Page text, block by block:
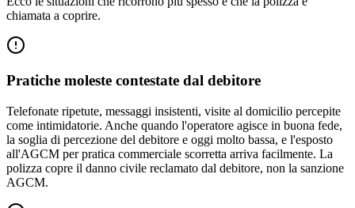
chiamata a coprire.
Pratiche moleste contestate dal debitore
Telefonate ripetute, messaggi insistenti, visite al domicilio percepite
come intimidatorie. Anche quando l'operatore agisce in buona fede,
la soglia di percezione del debitore e oggi molto bassa, e l'esposto
all'AGCM per pratica commerciale scorretta arriva facilmente. La
polizza copre il danno civile reclamato dal debitore, non la sanzione
AGCM.